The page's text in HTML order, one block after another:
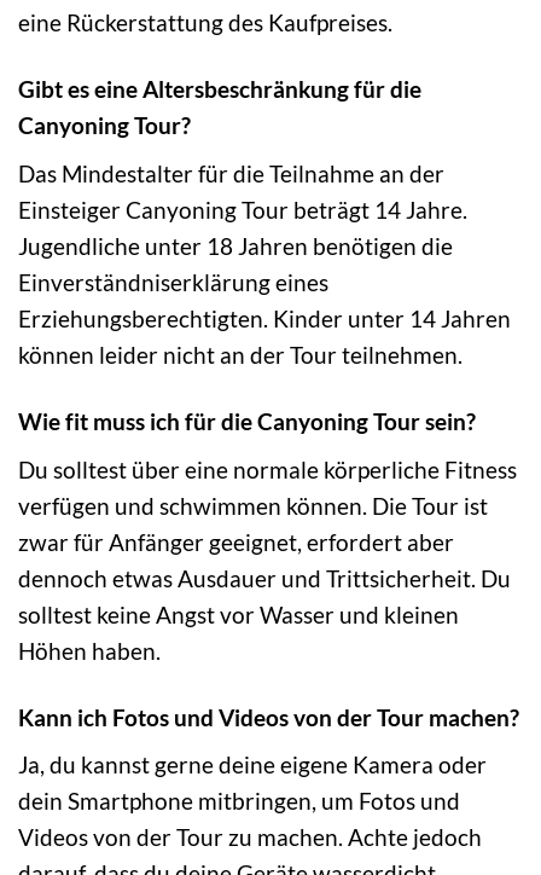
eine Rückerstattung des Kaufpreises.
Gibt es eine Altersbeschränkung für die
Canyoning Tour?
Das Mindestalter für die Teilnahme an der
Einsteiger Canyoning Tour beträgt 14 Jahre.
Jugendliche unter 18 Jahren benötigen die
Einverständniserklärung eines
Erziehungsberechtigten. Kinder unter 14 Jahren
können leider nicht an der Tour teilnehmen.
Wie fit muss ich für die Canyoning Tour sein?
Du solltest über eine normale körperliche Fitness
verfügen und schwimmen können. Die Tour ist
zwar für Anfänger geeignet, erfordert aber
dennoch etwas Ausdauer und Trittsicherheit. Du
solltest keine Angst vor Wasser und kleinen
Höhen haben.
Kann ich Fotos und Videos von der Tour machen?
Ja, du kannst gerne deine eigene Kamera oder
dein Smartphone mitbringen, um Fotos und
Videos von der Tour zu machen. Achte jedoch